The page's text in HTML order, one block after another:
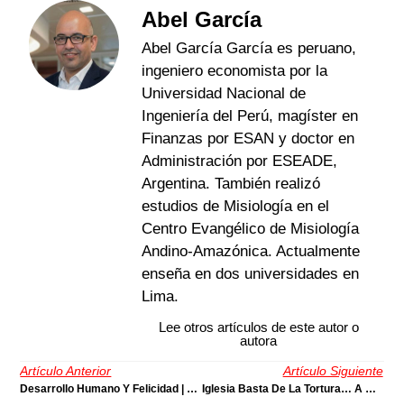
Abel García
Abel García García es peruano,
ingeniero economista por la
Universidad Nacional de
Ingeniería del Perú, magíster en
Finanzas por ESAN y doctor en
Administración por ESEADE,
Argentina. También realizó
estudios de Misiología en el
Centro Evangélico de Misiología
Andino-Amazónica. Actualmente
enseña en dos universidades en
Lima.
Lee otros artículos de este autor o
autora
Artículo Anterior
Desarrollo Humano Y Felicidad | Por Víctor Rey
Artículo Siguiente
Iglesia Basta De La Tortura… A Un Año De La Muerte De Daniel Zamudio | Por Josaphat Jarpa